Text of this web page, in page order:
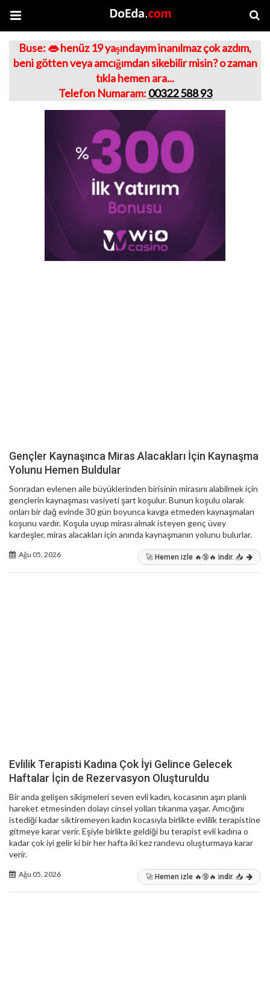
Buse: 👄 henüz 19 yaşındayım inanılmaz çok azdım,
beni götten veya amcığımdan sikebilir misin? o zaman
tıkla hemen ara...
Telefon Numaram: 00322 588 93
Gençler Kaynaşınca Miras Alacakları İçin Kaynaşma
Yolunu Hemen Buldular
Sonradan evlenen aile büyüklerinden birisinin mirasını alabilmek için
gençlerin kaynaşması vasiyeti şart koşulur. Bunun koşulu olarak
onları bir dağ evinde 30 gün boyunca kavga etmeden kaynaşmaları
koşunu vardır. Koşula uyup mirası almak isteyen genç üvey
kardeşler, miras alacakları için anında kaynaşmanın yolunu bulurlar.
Ağu 05, 2026 🚀 Hemen izle 🔥🔞🔥 indir. 📥
Evlilik Terapisti Kadına Çok İyi Gelince Gelecek
Haftalar İçin de Rezervasyon Oluşturuldu
Bir anda gelişen sikişmeleri seven evli kadın, kocasının aşırı planlı
hareket etmesinden dolayı cinsel yolları tıkanma yaşar. Amcığını
istediği kadar siktiremeyen kadın kocasıyla birlikte evlilik terapistine
gitmeye karar verir. Eşiyle birlikte geldiği bu terapist evli kadına o
kadar çok iyi gelir ki bir her hafta iki kez randevu oluşturmaya karar
verir.
Ağu 05, 2026 🚀 Hemen izle 🔥🔞🔥 indir. 📥